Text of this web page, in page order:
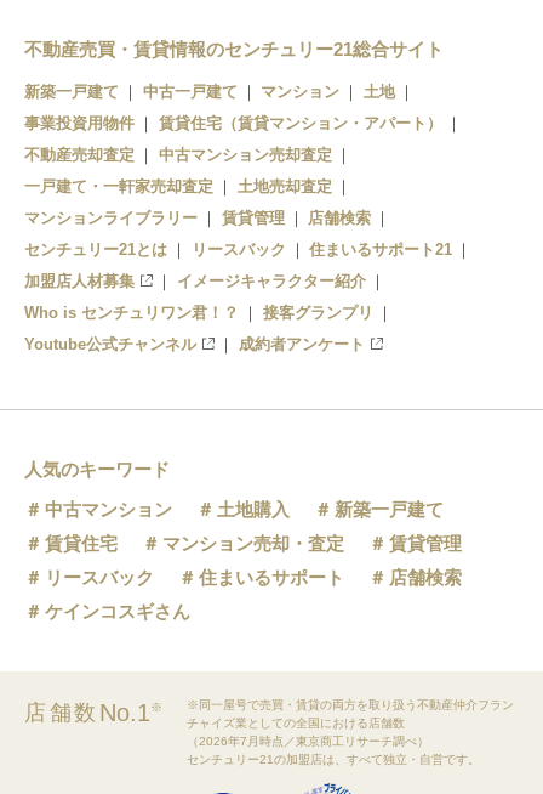
不動産売買・賃貸情報のセンチュリー21総合サイト
新築一戸建て 中古一戸建て マンション
土地
事業投資用物件
賃貸住宅（賃貸マンション・アパート）
不動産売却査定
中古マンション売却査定
一戸建て・一軒家売却査定
土地売却査定
マンションライブラリー
賃貸管理
店舗検索
センチュリー21とは
リースバック
住まいるサポート21
加盟店人材募集
イメージキャラクター紹介
Who is センチュリワン君！？
接客グランプリ
Youtube公式チャンネル
成約者アンケート
人気のキーワード
中古マンション
土地購入
新築一戸建て
賃貸住宅
マンション売却・査定
賃貸管理
リースバック
住まいるサポート
店舗検索
ケインコスギさん
店舗数 No.1※
※同一屋号で売買・賃貸の両方を取り扱う不動産仲介フラン
チャイズ業としての全国における店舗数
（2026年7月時点／東京商工リサーチ調べ）
センチュリー21の加盟店は、すべて独立・自営です。